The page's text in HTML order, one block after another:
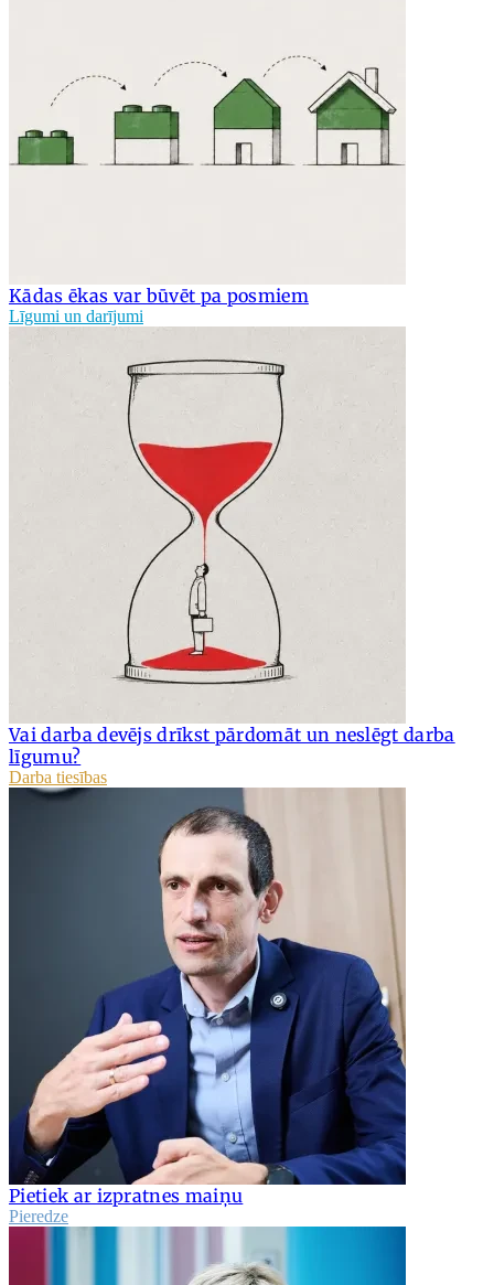
Kādas ēkas var būvēt pa posmiem
Līgumi un darījumi
Vai darba devējs drīkst pārdomāt un neslēgt darba
līgumu?
Darba tiesības
Pietiek ar izpratnes maiņu
Pieredze